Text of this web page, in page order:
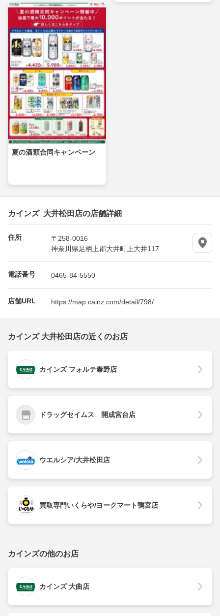
夏の酒類合同キャンペーン
カインズ 大井松田店の店舗詳細
住所
〒258-0016
神奈川県足柄上郡大井町上大井117
電話番号 0465-84-5550
店舗URL https://map.cainz.com/detail/798/
カインズ 大井松田店の近くのお店
カインズ フォルテ秦野店
ドラッグセイムス 開成宮台店
ウエルシア/大井松田店
買取専門いくらや/ヨークマート鴨宮店
カインズの他のお店
カインズ 大曲店